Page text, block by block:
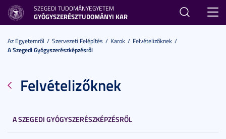
SZEGEDI TUDOMÁNYEGYETEM
GYÓGYSZERÉSZTUDOMÁNYI KAR
Az Egyetemről Szervezeti Felépítés Karok
Felvételizőknek
A Szegedi Gyógyszerészképzésről
Felvételizőknek
A SZEGEDI GYÓGYSZERÉSZKÉPZÉSRŐL